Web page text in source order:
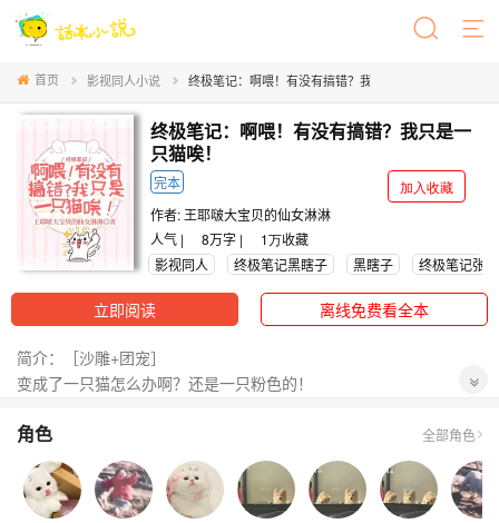
首页 影视同人小说 终极笔记：啊喂！有没有搞错？我只是一只猫唉！
终极笔记：啊喂！有没有搞错？我只是一
只猫唉！
完本
加入收藏
作者: 王耶啵大宝贝的仙女淋淋
人气 |
8万字 | 1万收藏
影视同人
终极笔记黑瞎子 黑瞎子 终极笔记张
立即阅读 离线免费看全本
简介：［沙雕+团宠］
变成了一只猫怎么办啊？还是一只粉色的！
角色 全部角色